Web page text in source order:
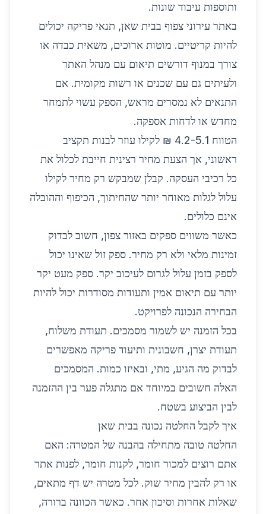
ותוספות עיבוד שונות.
באתר עירוני צפוף בבית שאן, תנאי פריקה יכולים
להיות קריטיים. מוטות ארוכים, משאית כבדה או
צורך במנוף דורשים תיאום עם מנהל האתר
ולעיתים גם עם שכנים או רשות מקומית. אם
התנאים לא נמסרים מראש, הספק עשוי לתמחר
מחדש או לדחות אספקה.
הטווח 4.2-5.1 ₪ לקילו עוזר לבנות תקציב
ראשוני, אך הצעת מחיר רצינית חייבת לכלול את
כל רכיבי העסקה. קבלן שמבקש רק מחיר לקילו
עלול לגלות מאוחר יותר שהחיתוך, הכיפוף וההובלה
אינם כלולים.
כאשר משווים ספקים באזור צפון, חשוב לבדוק
זמינות מלאי ולא רק מחיר. ספק זול שאינו יכול
לספק בזמן עלול לגרום לעיכוב יקר. ספק מעט יקר
יותר עם תיאום אמין ותעודות מסודרות יכול להיות
הבחירה הנכונה לפרויקט.
בכל הזמנה יש לשמור מסמכים. תעודת משלוח,
תעודת יצרן, חשבונית ותיעוד פריקה מאפשרים
לבדוק מה הגיע, מתי, ובאיזו כמות. המסמכים
האלה חשובים במיוחד אם מתגלה פער בין ההזמנה
לבין הביצוע בשטח.
איך לקבל החלטה נכונה בבית שאן
החלטה טובה מתחילה בהבנה של המטרה: האם
אתם רוצים למכור חומר, לקנות חומר, לפנות אתר
או רק להבין מחיר שוק. לכל מטרה יש דף מתאים,
שאלות אחרות וסיכון אחר. כאשר הכוונה ברורה,